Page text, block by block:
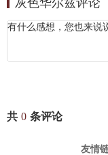
共 0 条评论
友情